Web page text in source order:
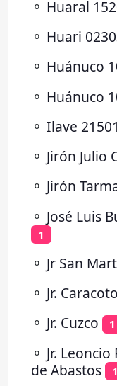
⚬ Huaral
⚬ Huari
⚬ Huánuco
⚬ Huánuco
⚬ Ilave 21501
⚬ Jirón Julio
⚬ Jirón
⚬ José Luis
1
⚬ Jr San
⚬ Jr.
⚬ Jr. Cuzco 1
⚬ Jr.
de Abastos
1